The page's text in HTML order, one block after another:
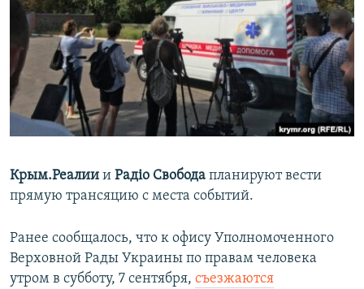
Крым.Реалии и Радіо Свобода планируют вести
прямую трансяцию с места событий.
Ранее сообщалось, что к офису Уполномоченного
Верховной Рады Украины по правам человека
утром в субботу, 7 сентября, съезжаются